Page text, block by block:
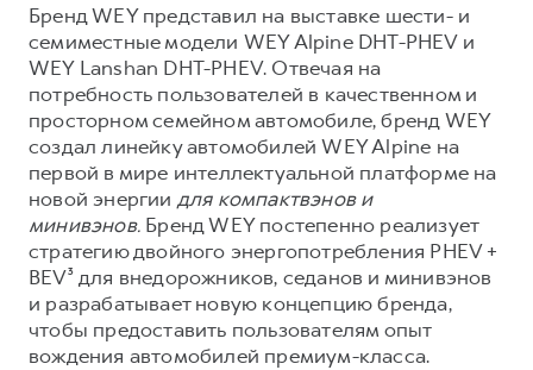
Бренд WEY представил на выставке шести- и
семиместные модели WEY Alpine DHT-PHEV и
WEY Lanshan DHT-PHEV. Отвечая на
потребность пользователей в качественном и
просторном семейном автомобиле, бренд WEY
создал линейку автомобилей WEY Alpine на
первой в мире интеллектуальной платформе на
новой энергии для компактвэнов и
минивэнов. Бренд WEY постепенно реализует
стратегию двойного энергопотребления PHEV +
BEV³ для внедорожников, седанов и минивэнов
и разрабатывает новую концепцию бренда,
чтобы предоставить пользователям опыт
вождения автомобилей премиум-класса.